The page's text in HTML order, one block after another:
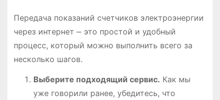
Передача показаний счетчиков электроэнергии
через интернет ⎼ это простой и удобный
процесс, который можно выполнить всего за
несколько шагов.
Выберите подходящий сервис. Как мы
уже говорили ранее, убедитесь, что